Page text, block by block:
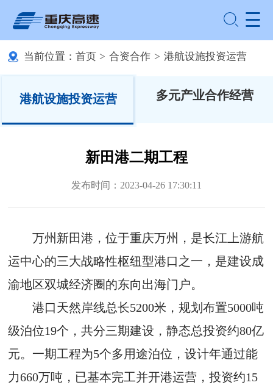
当前位置： 首页 > 合资合作 > 港航设施投资运营
港航设施投资运营 多元产业合作经营
新田港二期工程
发布时间：2023-04-26 17:30:11
万州新田港，位于重庆万州，是长江上游航
运中心的三大战略性枢纽型港口之一，是建设成
渝地区双城经济圈的东向出海门户。
港口天然岸线总长5200米，规划布置5000吨
级泊位19个，共分三期建设，静态总投资约80亿
元。一期工程为5个多用途泊位，设计年通过能
力660万吨，已基本完工并开港运营，投资约15